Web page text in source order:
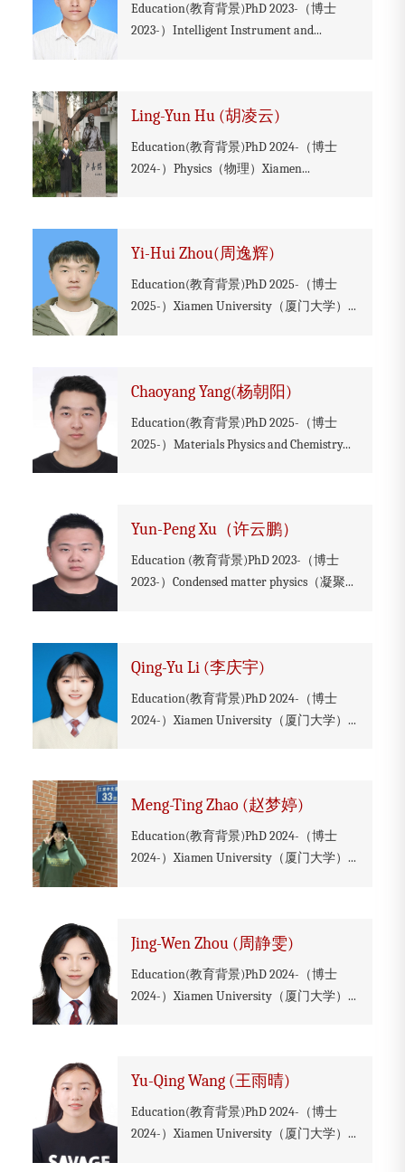
Education(教育背景)PhD 2023-（博士
2023-）Intelligent Instrument and...
Ling-Yun Hu (胡凌云)
Education(教育背景)PhD 2024-（博士
2024-）Physics（物理）Xiamen...
Yi-Hui Zhou(周逸辉)
Education(教育背景)PhD 2025-（博士
2025-）Xiamen University（厦门大学）...
Chaoyang Yang(杨朝阳)
Education(教育背景)PhD 2025-（博士
2025-）Materials Physics and Chemistry...
Yun-Peng Xu（许云鹏）
Education (教育背景)PhD 2023-（博士
2023-）Condensed matter physics（凝聚...
Qing-Yu Li (李庆宇)
Education(教育背景)PhD 2024-（博士
2024-）Xiamen University（厦门大学）...
Meng-Ting Zhao (赵梦婷)
Education(教育背景)PhD 2024-（博士
2024-）Xiamen University（厦门大学）...
Jing-Wen Zhou (周静雯)
Education(教育背景)PhD 2024-（博士
2024-）Xiamen University（厦门大学）...
Yu-Qing Wang (王雨晴)
Education(教育背景)PhD 2024-（博士
2024-）Xiamen University（厦门大学）...